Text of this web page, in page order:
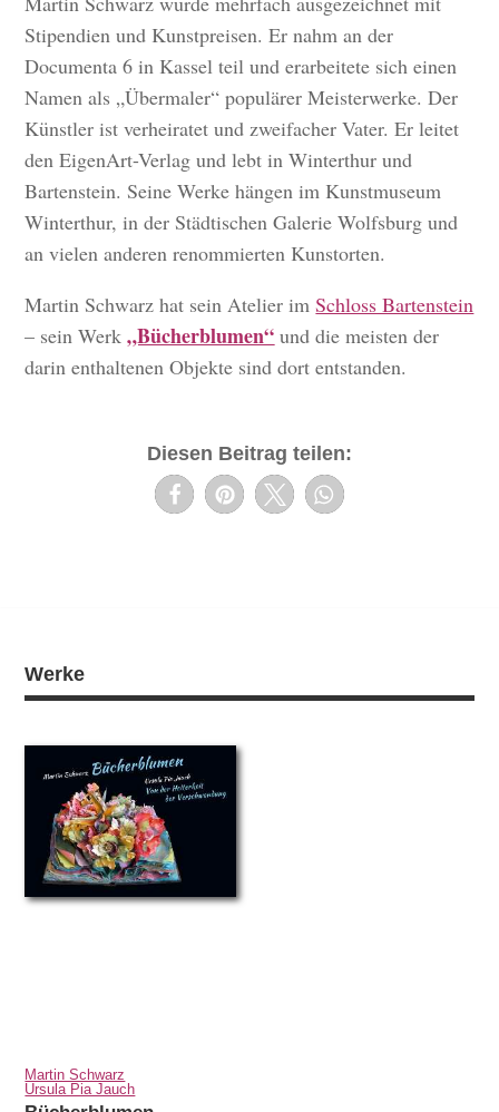
Stipendien und Kunstpreisen. Er nahm an der
Documenta 6 in Kassel teil und erarbeitete sich einen
Namen als „Übermaler“ populärer Meisterwerke. Der
Künstler ist verheiratet und zweifacher Vater. Er leitet
den EigenArt-Verlag und lebt in Winterthur und
Bartenstein. Seine Werke hängen im Kunstmuseum
Winterthur, in der Städtischen Galerie Wolfsburg und
an vielen anderen renommierten Kunstorten.
Martin Schwarz hat sein Atelier imSchloss Bartenstein
– sein Werk„Bücherblumen“ und die meisten der
darin enthaltenen Objekte sind dort entstanden.
Diesen Beitrag teilen:
Werke
Martin Schwarz
Ursula Pia Jauch